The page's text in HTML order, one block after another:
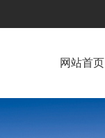
网站首页